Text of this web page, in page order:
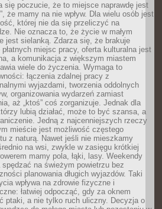
się poczucie, że to miejsce naprawdę jest
że mamy na nie wpływ. Dla wielu osób jest
której nie da się przeliczyć na
Nie oznacza to, że życie w małym
jest sielanką. Zdarza się, że brakuje
płatnych miejsc pracy, oferta kulturalna jest
a komunikacja z większym miastem
wiele do życzenia. Wymaga to
łączenia zdalnej pracy z
wyjazdami, tworzenia oddolnych
organizowania wydarzeń zamiast
aż „ktoś” coś zorganizuje. Jednak dla
lubią działać, może to być szansa, a
Jedną z najcenniejszych rzeczy
mieście jest możliwość częstego
z naturą. Nawet jeśli nie mieszkamy
na wsi, zwykle w zasięgu krótkiej
mamy pola, łąki, lasy. Weekendy
spędzać na świeżym powietrzu bez
planowania długich wyjazdów. Taki
wpływa na zdrowie fizyczne i
łatwiej odpocząć, gdy za oknem
ptaki, a nie tylko ruch uliczny. Decyzja o